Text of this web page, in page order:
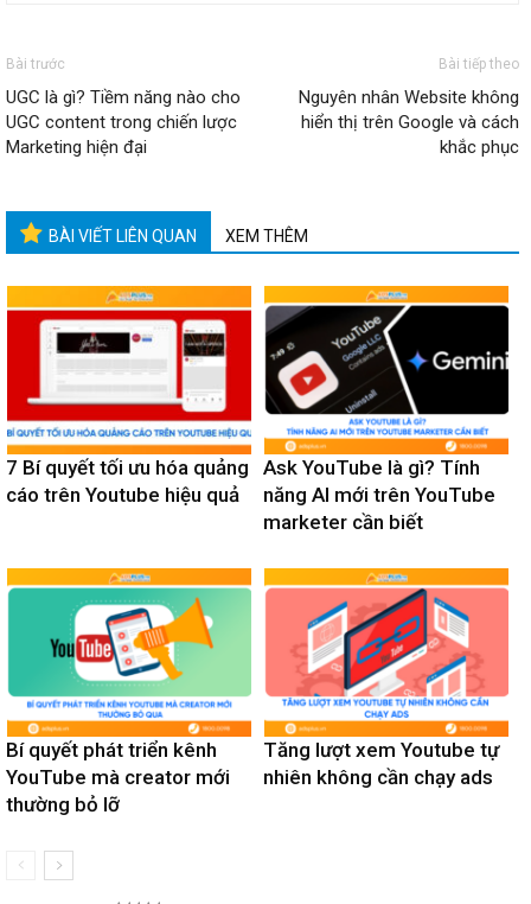
Bài trước
UGC là gì? Tiềm năng nào cho
UGC content trong chiến lược
Marketing hiện đại
Bài tiếp theo
Nguyên nhân Website không
hiển thị trên Google và cách
khắc phục
BÀI VIẾT LIÊN QUAN XEM THÊM
7 Bí quyết tối ưu hóa quảng
cáo trên Youtube hiệu quả
Ask YouTube là gì? Tính
năng AI mới trên YouTube
marketer cần biết
Bí quyết phát triển kênh
YouTube mà creator mới
thường bỏ lỡ
Tăng lượt xem Youtube tự
nhiên không cần chạy ads